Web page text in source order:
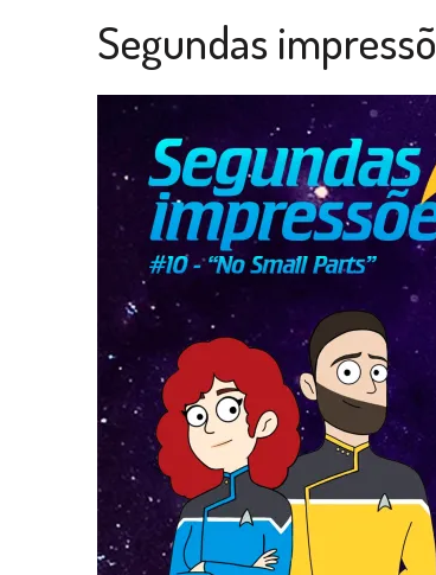
4 DE AGOSTO DE 2026 REVISITANDO “HIDE AND Q”
3 DE AGOSTO DE 2026 VEJA FOTOS DO TERCEIRO
3 DE AGOSTO DE 2026 PARAMOUNT E CBS
2 DE AGOSTO DE 2026 | TB AO VIVO | STAR TREK:
1 DE AGOSTO DE 2026 | ELENCO DE STRANGE NEW
8 DE AGOSTO DE 2026 | NOVO VOLUME DACOLEÇÃO
Segundas